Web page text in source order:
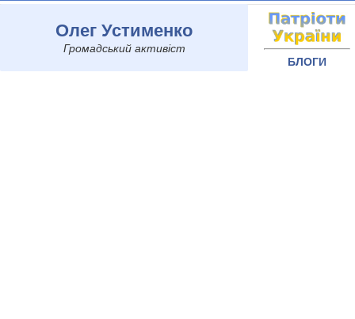
Олег Устименко
Громадський активіст
БЛОГИ